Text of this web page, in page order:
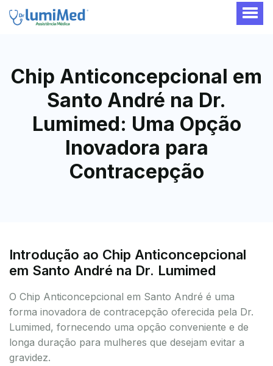
Chip Anticoncepcional em
Santo André na Dr.
Lumimed: Uma Opção
Inovadora para
Contracepção
Introdução ao Chip Anticoncepcional
em Santo André na Dr. Lumimed
O Chip Anticoncepcional em Santo André é uma
forma inovadora de contracepção oferecida pela Dr.
Lumimed, fornecendo uma opção conveniente e de
longa duração para mulheres que desejam evitar a
gravidez.